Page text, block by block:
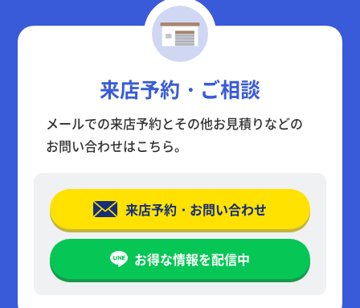
来店予約・ご相談
メールでの来店予約とその他お見積りなどの
お問い合わせはこちら。
来店予約・お問い合わせ
お得な情報を配信中